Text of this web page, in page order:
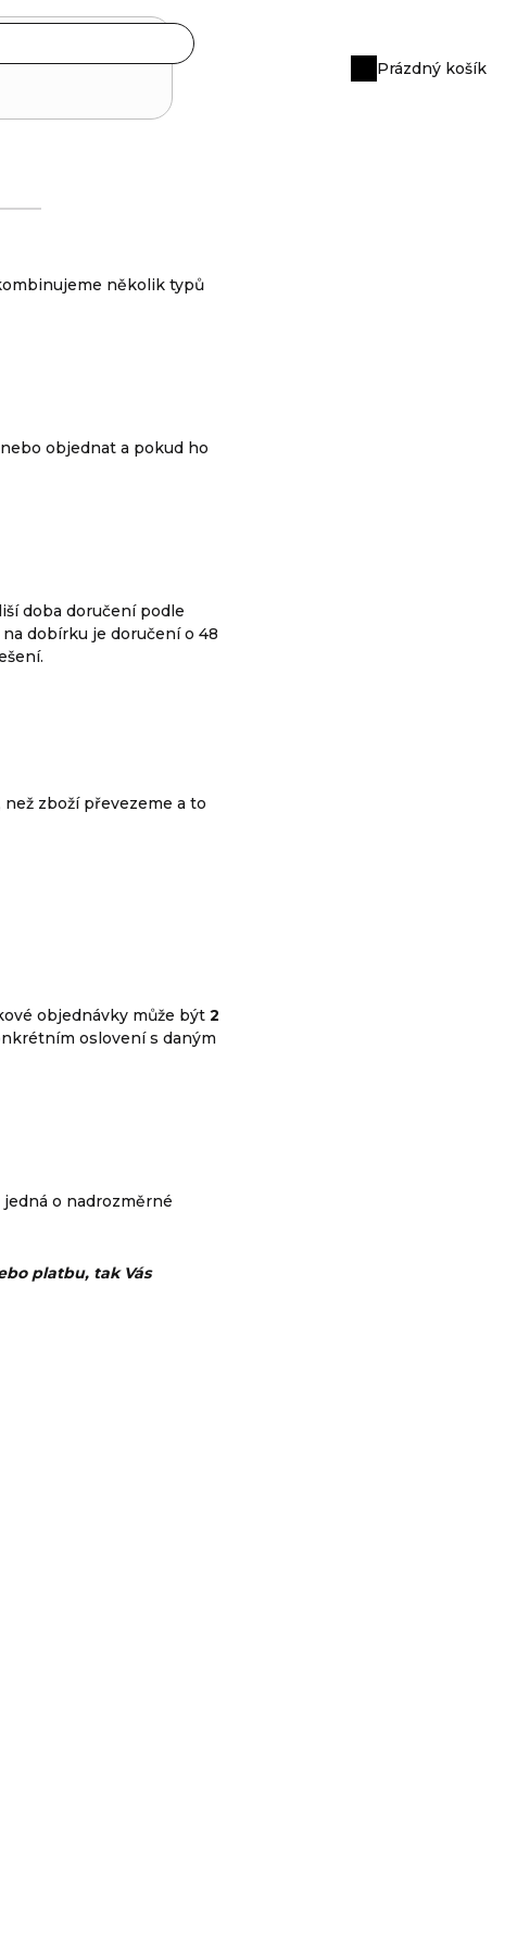
Nákupní
Prázdný košík
několik typů
objednat a pokud ho
doba doručení podle
dobírku je doručení o 48
zboží převezeme a to
objednávky může být 2
oslovení s daným
o nadrozměrné
platbu, tak Vás